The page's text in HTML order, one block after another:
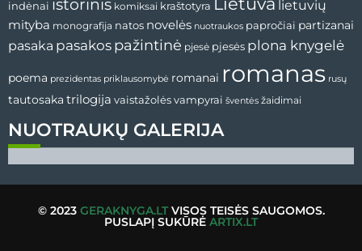
NUOTRAUKŲ GALERIJA
indėnai istorinis komiksai kraštotyra lietuvių
mityba monografija natos novelės nuotraukos papročiai partizanai
pasaka pasakos pažintinė pjesė pjesės plona knygelė
poema prezidentas priklausomybė romanai romanas rusų
tautosaka trilogija vaistažolėsvampyrai šventės žaidimai
© 2023 GERAKNYGA.LTVISOS TEISĖS SAUGOMOS.
PUSLAPĮ SUKŪRĖ ARTIX.LT